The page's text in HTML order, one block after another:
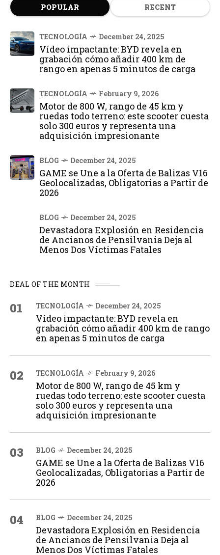
POPULAR RECENT
TECNOLOGÍA December 24, 2025
Vídeo impactante: BYD revela en
grabación cómo añadir 400 km de
rango en apenas 5 minutos de carga
TECNOLOGÍA February 9, 2026
Motor de 800 W, rango de 45 km y
ruedas todo terreno: este scooter cuesta
solo 300 euros y representa una
adquisición impresionante
BLOG December 24, 2025
GAME se Une a la Oferta de Balizas V16
Geolocalizadas, Obligatorias a Partir de
2026
BLOG December 24, 2025
Devastadora Explosión en Residencia
de Ancianos de Pensilvania Deja al
Menos Dos Víctimas Fatales
DEAL OF THE MONTH
01 TECNOLOGÍA December 24, 2025
Vídeo impactante: BYD revela en
grabación cómo añadir 400 km de rango
en apenas 5 minutos de carga
02 TECNOLOGÍA February 9, 2026
Motor de 800 W, rango de 45 km y
ruedas todo terreno: este scooter cuesta
solo 300 euros y representa una
adquisición impresionante
03 BLOG December 24, 2025
GAME se Une a la Oferta de Balizas V16
Geolocalizadas, Obligatorias a Partir de
2026
04 BLOG December 24, 2025
Devastadora Explosión en Residencia
de Ancianos de Pensilvania Deja al
Menos Dos Víctimas Fatales